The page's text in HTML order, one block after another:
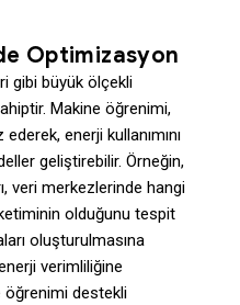
Optimizasyon
gibi büyük ölçekli
Makine öğrenimi,
enerji kullanımını
geliştirebilir. Örneğin,
veri merkezlerinde hangi
olduğunu tespit
oluşturulmasına
verimliliğine
öğrenimi destekli